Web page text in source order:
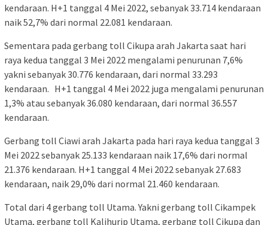
kendaraan. H+1 tanggal 4 Mei 2022, sebanyak 33.714 kendaraan
naik 52,7% dari normal 22.081 kendaraan.
Sementara pada gerbang toll Cikupa arah Jakarta saat hari
raya kedua tanggal 3 Mei 2022 mengalami penurunan 7,6%
yakni sebanyak 30.776 kendaraan, dari normal 33.293
kendaraan. H+1 tanggal 4 Mei 2022 juga mengalami penurunan
1,3% atau sebanyak 36.080 kendaraan, dari normal 36.557
kendaraan.
Gerbang toll Ciawi arah Jakarta pada hari raya kedua tanggal 3
Mei 2022 sebanyak 25.133 kendaraan naik 17,6% dari normal
21.376 kendaraan. H+1 tanggal 4 Mei 2022 sebanyak 27.683
kendaraan, naik 29,0% dari normal 21.460 kendaraan.
Total dari 4 gerbang toll Utama. Yakni gerbang toll Cikampek
Utama, gerbang toll Kalihurip Utama, gerbang toll Cikupa dan